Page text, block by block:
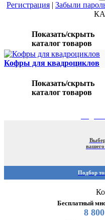
Регистрация | Забыли
Показать/скрыть
каталог товаров
Кофры для квадроциклов
Показать/скрыть
каталог товаров
Подбор
Бесплатный
8